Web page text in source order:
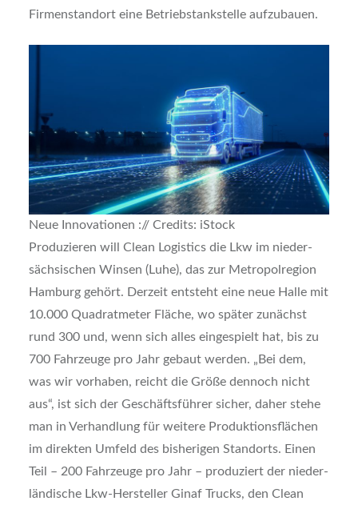
Fir­men­stand­ort eine Betrieb­s­t­ank­stel­le auf­zu­bau­en.
Neue Inno­va­tio­nen :// Cre­dits: iStock
Pro­du­zie­ren will Clean Logi­stics die Lkw im nie­der­
säch­si­schen Win­sen (Luhe), das zur Metro­pol­re­gi­on
Ham­burg gehört. Der­zeit ent­steht eine neue Hal­le mit
10.000 Qua­drat­me­ter Flä­che, wo spä­ter zunächst
rund 300 und, wenn sich alles ein­ge­spielt hat, bis zu
700 Fahr­zeu­ge pro Jahr gebaut wer­den. „Bei dem,
was wir vor­ha­ben, reicht die Grö­ße den­noch nicht
aus“, ist sich der Geschäfts­füh­rer sicher, daher ste­he
man in Ver­hand­lung für wei­te­re Pro­duk­ti­ons­flä­chen
im direk­ten Umfeld des bis­he­ri­gen Stand­orts. Einen
Teil – 200 Fahr­zeu­ge pro Jahr – pro­du­ziert der nie­der­
län­di­sche Lkw-Her­stel­ler Gin­af Trucks, den Clean